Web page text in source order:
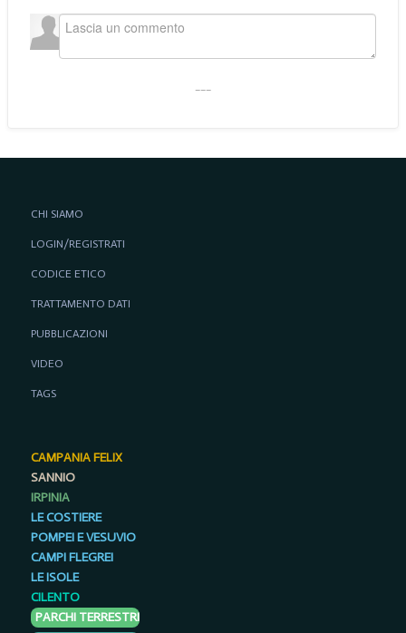
CHI SIAMO
LOGIN/REGISTRATI
CODICE ETICO
TRATTAMENTO DATI
PUBBLICAZIONI
VIDEO
TAGS
CAMPANIA FELIX
SANNIO
IRPINIA
LE COSTIERE
POMPEI E VESUVIO
CAMPI FLEGREI
LE ISOLE
CILENTO
PARCHI TERRESTRI